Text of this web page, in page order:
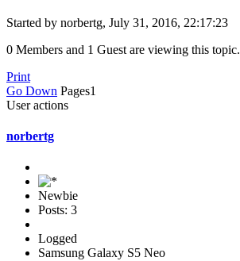
Started by norbertg, July 31, 2016, 22:17:23
0 Members and 1 Guest are viewing this topic.
Print
Go Down Pages1
User actions
norbertg
Newbie
Posts: 3
Logged
Samsung Galaxy S5 Neo